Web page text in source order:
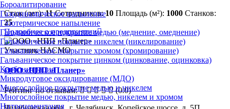
Бороалитирование
Газодинамическое напыление
Газотермическое напыление
Гальваническое покрытие медью (меднение, омеднение)
Гальваническое покрытие никелем (никелирование)
Гальваническое покрытие хромом (хромирование)
Гальваническое покрытие цинком (цинкование, оцинковка)
Карбонитрация
Микродуговое оксидирование (МДО)
Многослойное покрытие медью и никелем
Многослойное покрытие медью, никелем и хромом
Нитроцементация
Стаж (лет):11 Сотрудников:10 Площадь (м²): 1000 Станков:
25
Подробнее о предприятии
Участник НАСМО
ООО «НПП «Планер»
Рейтинг по отзывам:
(0.0)